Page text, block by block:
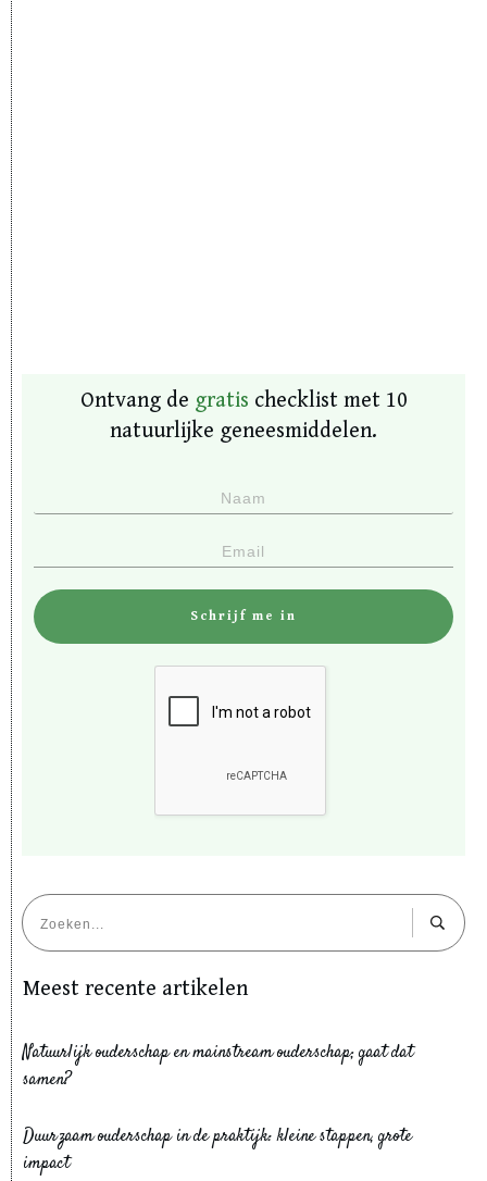
Ontvang de gratis checklist met 10
natuurlijke geneesmiddelen.
Schrijf me in
Meest recente artikelen
Natuurlijk ouderschap en mainstream ouderschap; gaat dat
samen?
Duurzaam ouderschap in de praktijk: kleine stappen, grote
impact